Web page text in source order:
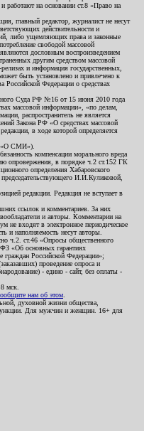
работают на основании ст.8 «Право на
главный редактор, журналист не несут
действительности и
либо ущемляющих права и законные
свободой массовой
дословным воспроизведением
другим средством массовой
и информация государственных,
быть установлено и привлечено к
Российской Федерации о средствах
Суда РФ №16 от 15 июня 2010 года
массовой информации», «по делам,
распространитель не является
Закона РФ «О средствах массовой
в ходе которой определяется
«О СМИ»).
компенсации морального вреда
опровержения, в порядке ч.2 ст.152 ГК
определения Хабаровского
И.И.Куликовой,
редакции. Редакция не вступает в
ссылок и комментариев. За них
и авторы. Комментарии на
не входят в электронное периодическое
и наполняемость несут авторы.
ч.2. ст.46 «Опросы общественного
«Об основных гарантиях
граждан Российской Федерации»;
проведение опроса и
- едино - сайт, без оплаты -
мск.
нам об этом
духовной жизни общества,
Для мужчин и женщин. 16+ для